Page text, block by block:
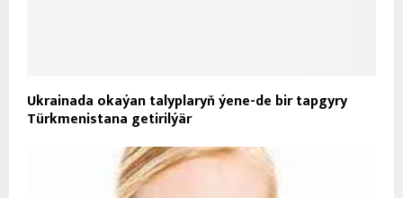
Ukrainada okaýan talyplaryň ýene-de bir tapgyry
Türkmenistana getirilýär